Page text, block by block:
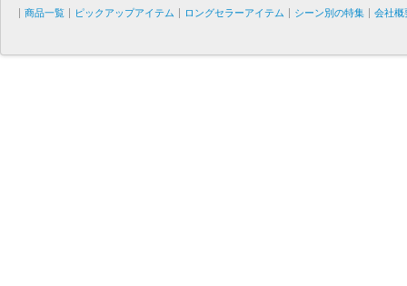
商品一覧 ピックアップアイテム ロングセラーアイテム シーン別の特集 会社概